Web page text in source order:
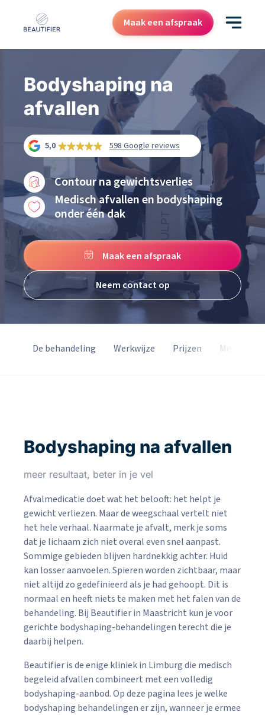
Maak een afspraak
Resultaten
Kenniscentrum
Over ons
Contact
Cadeaubon
Bodyshaping na
afvallen
5,0 598 Google reviews
Contour na gewichtsverlies
Medisch afvallen en bodyshaping
onder één dak
Maak een afspraak
Neem contact op
De behandeling Werkwijze Prijzen Merken
Bodyshaping na afvallen
meer resultaat, beter in je vel
Afvalmedicatie doet wat het belooft: het helpt je
gewicht verliezen. Maar de weegschaal vertelt niet
het hele verhaal. Naarmate je afvalt, merk je soms
dat je lichaam zich niet overal even snel aanpast.
Sommige gebieden blijven hardnekkig achter. Huid
kan losser aanvoelen. Spieren worden zichtbaar, maar
niet altijd zo gedefinieerd als je had gehoopt. Dit is
normaal en heeft niets te maken met het falen van de
behandeling. Bij Beautifier in Maastricht kun je voor
gerichte bodyshaping-behandelingen terecht die je
daarbij helpen.
Beautifier is de enige kliniek in Limburg die medisch
begeleid afvallen combineert met een volledig
bodyshaping-aanbod. Op deze pagina lees je welke
bodyshaping behandelingen er zijn, wanneer je ermee